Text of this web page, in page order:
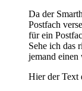
Da der
Postfach
für ein
Sehe ich das
jemand
Hier der Text